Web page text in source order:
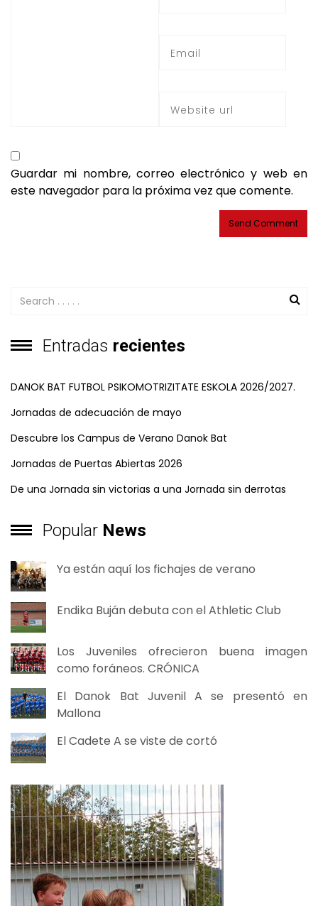
Guardar mi nombre, correo electrónico y web en
este navegador para la próxima vez que comente.
Entradas recientes
DANOK BAT FUTBOL PSIKOMOTRIZITATE ESKOLA 2026/2027.
Jornadas de adecuación de mayo
Descubre los Campus de Verano Danok Bat
Jornadas de Puertas Abiertas 2026
De una Jornada sin victorias a una Jornada sin derrotas
Popular News
Ya están aquí los fichajes de verano
Endika Buján debuta con el Athletic Club
Los Juveniles ofrecieron buena imagen
como foráneos. CRÓNICA
El Danok Bat Juvenil A se presentó en
Mallona
El Cadete A se viste de cortó